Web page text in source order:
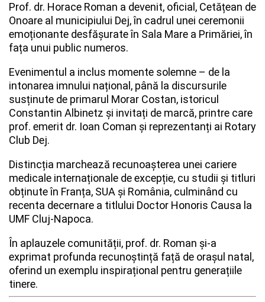
Prof. dr. Horace Roman a devenit, oficial, Cetățean de
Onoare al municipiului Dej, în cadrul unei ceremonii
emoționante desfășurate în Sala Mare a Primăriei, în
fața unui public numeros.
Evenimentul a inclus momente solemne – de la
intonarea imnului național, până la discursurile
susținute de primarul Morar Costan, istoricul
Constantin Albinetz și invitați de marcă, printre care
prof. emerit dr. Ioan Coman și reprezentanți ai Rotary
Club Dej.
Distincția marchează recunoașterea unei cariere
medicale internaționale de excepție, cu studii și titluri
obținute în Franța, SUA și România, culminând cu
recenta decernare a titlului Doctor Honoris Causa la
UMF Cluj-Napoca.
În aplauzele comunității, prof. dr. Roman și-a
exprimat profunda recunoștință față de orașul natal,
oferind un exemplu inspirațional pentru generațiile
tinere.